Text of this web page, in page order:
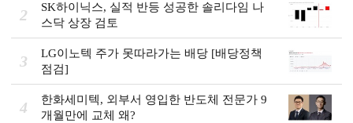
2
SK하이닉스, 실적 반등 성공한 솔리다임 나
스닥 상장 검토
3
LG이노텍 주가 못따라가는 배당 [배당정책
점검]
4
한화세미텍, 외부서 영입한 반도체 전문가 9
개월만에 교체 왜?